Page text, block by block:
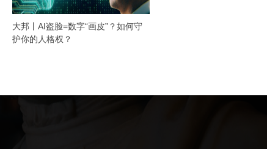
大邦丨AI盗脸=数字“画皮”？如何守
护你的人格权？